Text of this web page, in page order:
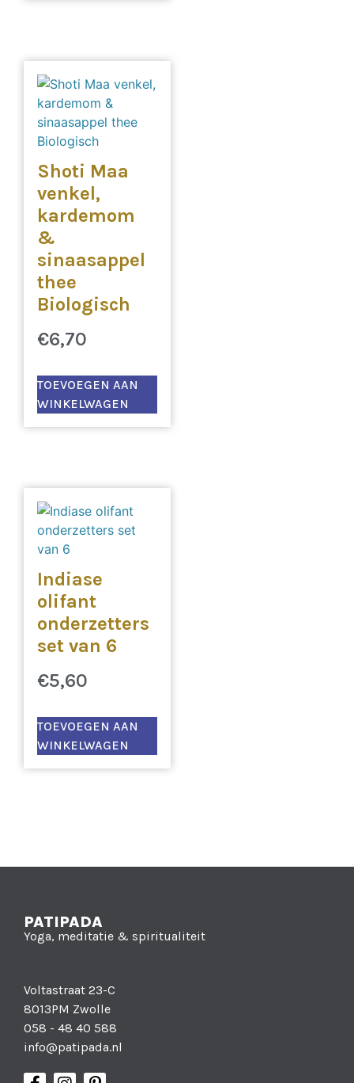
Shoti Maa
venkel,
kardemom
&
sinaasappel
thee
Biologisch
€6,70
TOEVOEGEN AAN
WINKELWAGEN
Indiase
olifant
onderzetters
set van 6
€5,60
TOEVOEGEN AAN
WINKELWAGEN
PATIPADA
Yoga, meditatie & spiritualiteit
Voltastraat 23-C
8013PM Zwolle
058 - 48 40 588
info@patipada.nl